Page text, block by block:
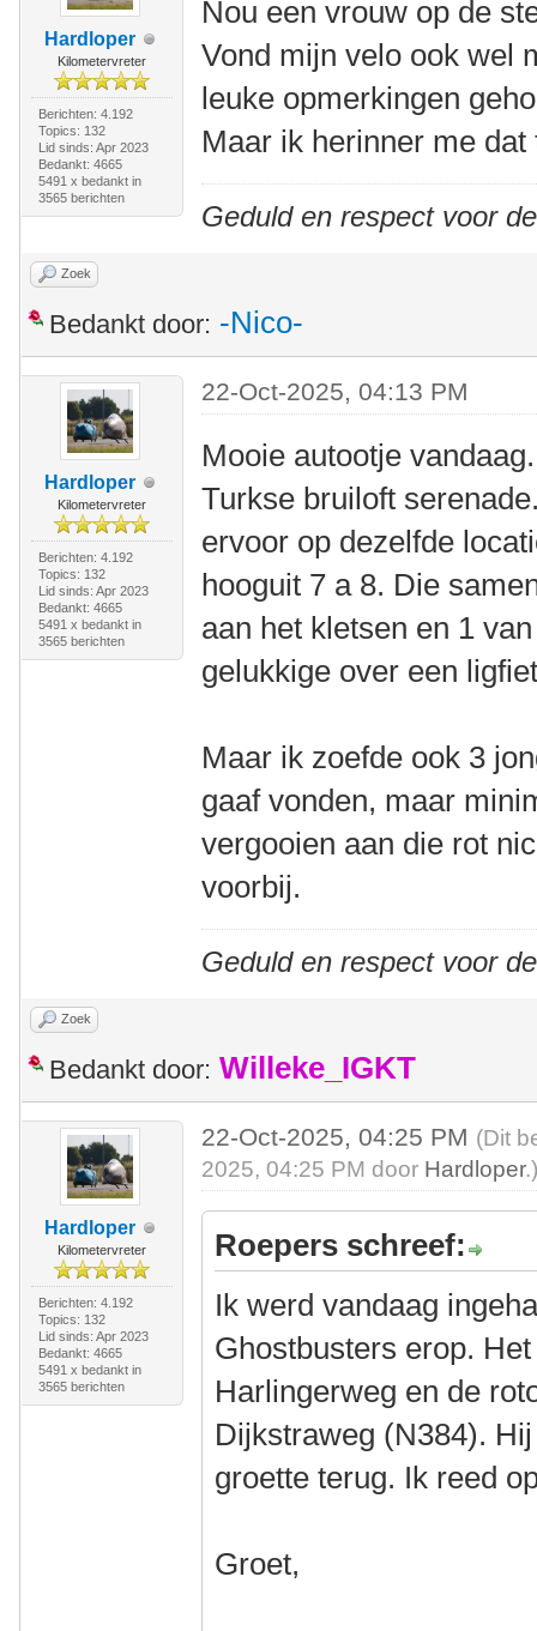
Hardloper
Kilometervreter
Berichten: 4.192
Topics: 132
Lid sinds: Apr 2023
Bedankt: 4665
5491 x bedankt in
3565 berichten
Nou een vrouw op de
Vond mijn velo ook wel
leuke opmerkingen
Maar ik herinner me
Geduld en respect voor
Zoek
Bedankt door: -Nico-
Hardloper
Kilometervreter
Berichten: 4.192
Topics: 132
Lid sinds: Apr 2023
Bedankt: 4665
5491 x bedankt in
3565 berichten
22-Oct-2025, 04:13 PM
Mooie autootje
Turkse bruiloft
ervoor op dezelfde
hooguit 7 a 8. Die
aan het kletsen en 1
gelukkige over een
Maar ik zoefde ook 3
gaaf vonden, maar
vergooien aan die rot
voorbij.
Geduld en respect voor
Zoek
Bedankt door: Willeke_IGKT
Hardloper
Kilometervreter
Berichten: 4.192
Topics: 132
Lid sinds: Apr 2023
Bedankt: 4665
5491 x bedankt in
3565 berichten
22-Oct-2025, 04:25 PM (Dit
2025, 04:25 PM door Hardloper
Roepers schreef:
Ik werd vandaag
Ghostbusters erop.
Harlingerweg en de
Dijkstraweg (N384).
groette terug. Ik reed
Groet,